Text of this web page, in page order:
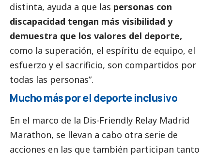
distinta, ayuda a que las personas con
discapacidad tengan más visibilidad y
demuestra que los valores del deporte,
como la superación, el espíritu de equipo, el
esfuerzo y el sacrificio, son compartidos por
todas las personas”.
Mucho más por el deporte inclusivo
En el marco de la Dis-Friendly Relay Madrid
Marathon, se llevan a cabo otra serie de
acciones en las que también participan tanto